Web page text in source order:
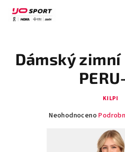
obsah
Dámský
KILPI
Průměrné
Neohodnoceno